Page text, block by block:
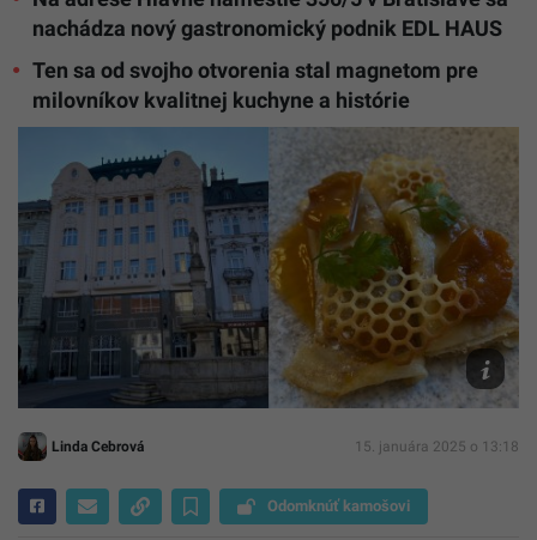
nachádza nový gastronomický podnik EDL HAUS
Ten sa od svojho otvorenia stal magnetom pre
milovníkov kvalitnej kuchyne a histórie
Startitup
Linda Cebrová 15. januára 2025 o 13:18
Odomknúť kamošovi